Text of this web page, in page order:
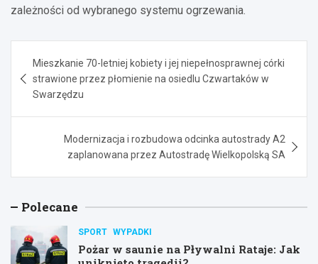
zależności od wybranego systemu ogrzewania.
wpisu
Mieszkanie 70-letniej kobiety i jej niepełnosprawnej córki
strawione przez płomienie na osiedlu Czwartaków w
Swarzędzu
Modernizacja i rozbudowa odcinka autostrady A2
zaplanowana przez Autostradę Wielkopolską SA
Polecane
SPORT WYPADKI
Pożar w saunie na Pływalni Rataje: Jak